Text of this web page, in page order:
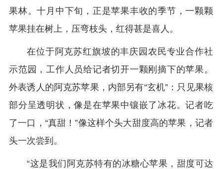
果林。十月中下旬，正是苹果丰收的季节，一颗颗
苹果挂在树上，压弯枝头，红得甚是喜人。
在位于阿克苏红旗坡的丰庆园农民专业合作社
示范园，工作人员给记者切开一颗刚摘下的苹果。
外表诱人的阿克苏苹果，内部另有“玄机”：只见果核
部分呈透明状，像是在苹果中镶嵌了冰花。记者吃
了一口，“真甜！”像这样个头大甜度高的苹果，记者
头一次尝到。
“这是我们阿克苏特有的冰糖心苹果，甜度可达